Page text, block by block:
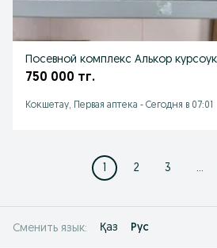
Посевной комплекс Алькор
750 000 тг.
Кокшетау, Первая аптека - Сегодня в 07:01
1 2 3 ...
Сменить язык: Қаз Рус